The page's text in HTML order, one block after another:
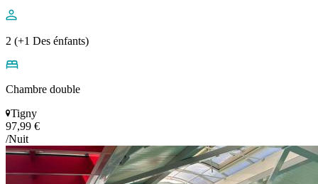
2 (+1 Des énfants)
Chambre double
Tigny
97,99 €
/Nuit